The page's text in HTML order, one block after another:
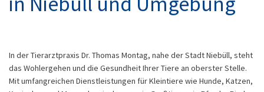
In der Tierarztpraxis Dr. Thomas Montag, nahe der Stadt Niebüll, steht
das Wohlergehen und die Gesundheit Ihrer Tiere an oberster Stelle.
Mit umfangreichen Dienstleistungen für Kleintiere wie Hunde, Katzen,